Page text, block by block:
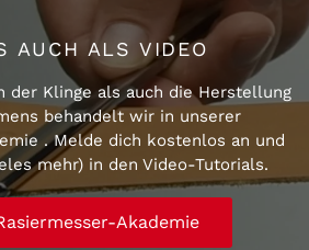
AUCH ALS VIDEO
der Klinge als auch die Herstellung
behandelt wir in unserer
. Melde dich kostenlos an und
mehr) in den Video-Tutorials.
Akademie